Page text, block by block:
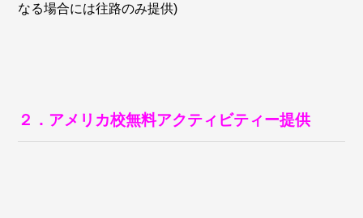
なる場合には往路のみ提供)
２． アメリカ校無料アクティビティー提供